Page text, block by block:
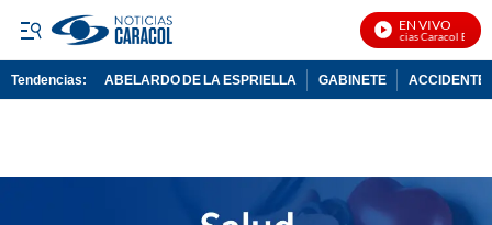
EN VIVO
Noticias Caracol En Vivo
Tendencias: ABELARDO DE LA ESPRIELLA GABINETE ACCIDENTE